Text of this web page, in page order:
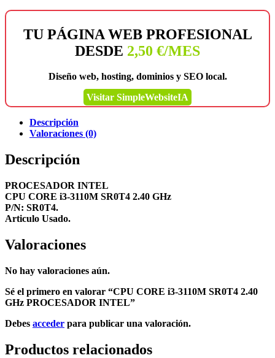
TU PÁGINA WEB PROFESIONAL
DESDE 2,50 €/MES
Diseño web, hosting, dominios y SEO local.
Visitar SimpleWebsiteIA
Descripción
Valoraciones (0)
Descripción
PROCESADOR INTEL
CPU CORE i3-3110M SR0T4 2.40 GHz
P/N: SR0T4.
Articulo Usado.
Valoraciones
No hay valoraciones aún.
Sé el primero en valorar “CPU CORE i3-3110M SR0T4 2.40
GHz PROCESADOR INTEL”
Debes acceder para publicar una valoración.
Productos relacionados